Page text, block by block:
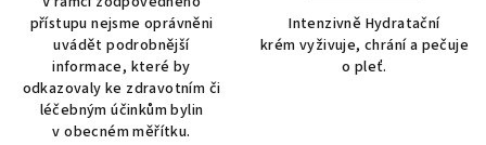
přístupu nejsme oprávněni
uvádět podrobnější
informace, které by
odkazovaly ke zdravotním či
léčebným účinkům bylin
v obecném měřítku.
Intenzivně Hydratační
krém vyživuje, chrání a pečuje
o pleť.